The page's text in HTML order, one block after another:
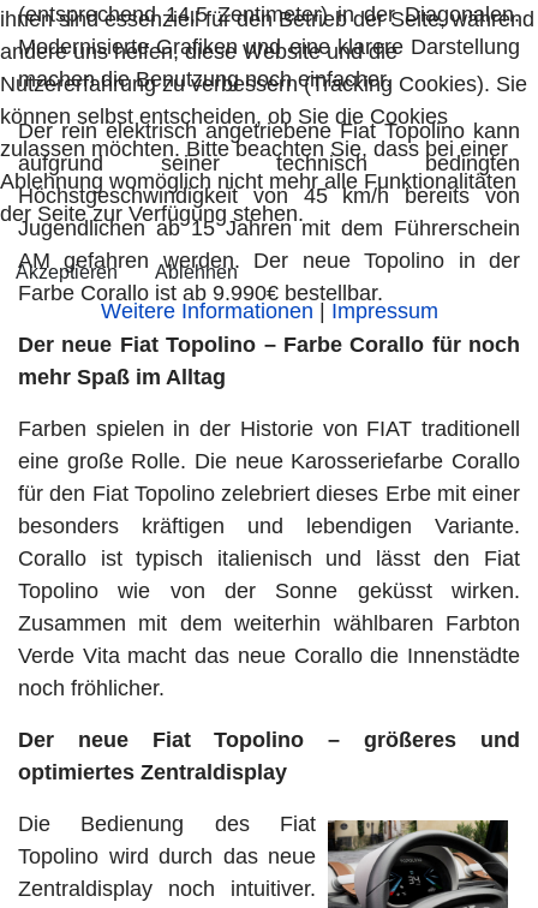
(entsprechend 14,5 Zentimeter) in der Diagonalen.
Modernisierte Grafiken und eine klarere Darstellung
machen die Benutzung noch einfacher.
Der rein elektrisch angetriebene Fiat Topolino kann
aufgrund seiner technisch bedingten
Höchstgeschwindigkeit von 45 km/h bereits von
Jugendlichen ab 15 Jahren mit dem Führerschein
AM gefahren werden. Der neue Topolino in der
Farbe Corallo ist ab 9.990€ bestellbar.
Der neue Fiat Topolino – Farbe Corallo für noch
mehr Spaß im Alltag
Farben spielen in der Historie von FIAT traditionell
eine große Rolle. Die neue Karosseriefarbe Corallo
für den Fiat Topolino zelebriert dieses Erbe mit einer
besonders kräftigen und lebendigen Variante.
Corallo ist typisch italienisch und lässt den Fiat
Topolino wie von der Sonne geküsst wirken.
Zusammen mit dem weiterhin wählbaren Farbton
Verde Vita macht das neue Corallo die Innenstädte
noch fröhlicher.
Der neue Fiat Topolino – größeres und
optimiertes Zentraldisplay
Die Bedienung des Fiat
Topolino wird durch das neue
Zentraldisplay noch intuitiver.
ihnen sind essenziell für den Betrieb der Seite, während
andere uns helfen, diese Website und die
Nutzererfahrung zu verbessern (Tracking Cookies). Sie
können selbst entscheiden, ob Sie die Cookies
zulassen möchten. Bitte beachten Sie, dass bei einer
Ablehnung womöglich nicht mehr alle Funktionalitäten
der Seite zur Verfügung stehen.
Akzeptieren Ablehnen
Weitere Informationen Impressum